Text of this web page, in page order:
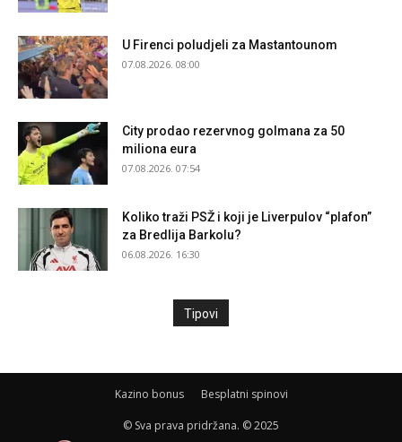
U Firenci poludjeli za Mastantounom
07.08.2026. 08:00
City prodao rezervnog golmana za 50
miliona eura
07.08.2026. 07:54
Koliko traži PSŽ i koji je Liverpulov “plafon”
za Bredlija Barkolu?
06.08.2026. 16:30
Tipovi
Kazino bonus Besplatni spinovi
© Sva prava pridržana. © 2025